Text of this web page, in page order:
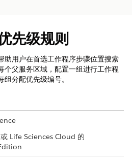
先级规则
助用户在首选工作程序步骤位置搜索
个父服务区域，配置一组进行工作程
分配优先级编号。
Life Sciences Cloud 的